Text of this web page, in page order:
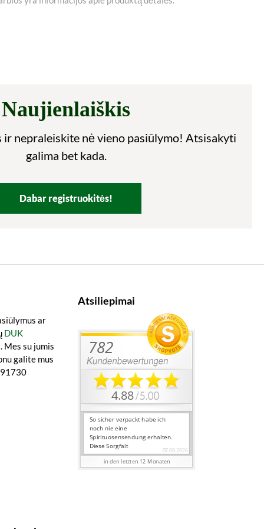
Naujienlaiškis
nepraleiskite nė vieno pasiūlymo! Atsisakyti
galima bet kada.
Dabar registruokitės!
ar
DUK
. Mes su jumis
galite mus
Atsiliepimai